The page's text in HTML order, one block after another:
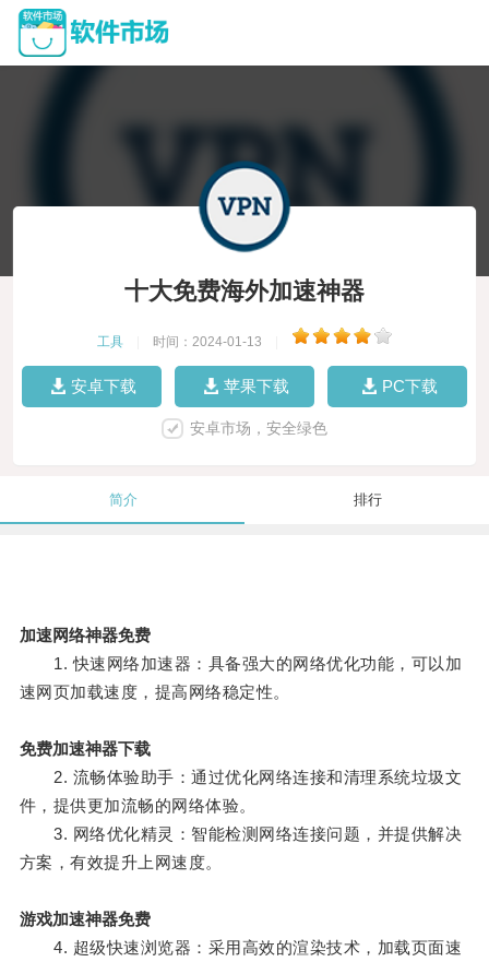
十大免费海外加速神器
工具 时间：2024-01-13
安卓下载 苹果下载 PC下载
安卓市场，安全绿色
简介 排行
加速网络神器免费
1. 快速网络加速器：具备强大的网络优化功能，可以加
速网页加载速度，提高网络稳定性。
免费加速神器下载
2. 流畅体验助手：通过优化网络连接和清理系统垃圾文
件，提供更加流畅的网络体验。
3. 网络优化精灵：智能检测网络连接问题，并提供解决
方案，有效提升上网速度。
游戏加速神器免费
4. 超级快速浏览器：采用高效的渲染技术，加载页面速